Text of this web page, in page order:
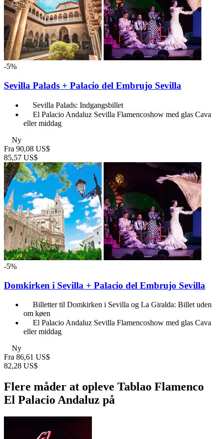
-5%
Sevilla Palads + Palacio del Embrujo Sevilla
Sevilla Palads: Indgangsbillet
El Palacio Andaluz Sevilla Flamencoshow med glas Cava
eller middag
Ny
Fra 90,08 US$
85,57 US$
-5%
Domkirken i Sevilla + Palacio del Embrujo Sevilla
Billetter til Domkirken i Sevilla og La Giralda: Billet uden
om køen
El Palacio Andaluz Sevilla Flamencoshow med glas Cava
eller middag
Ny
Fra 86,61 US$
82,28 US$
Flere måder at opleve Tablao Flamenco
El Palacio Andaluz på